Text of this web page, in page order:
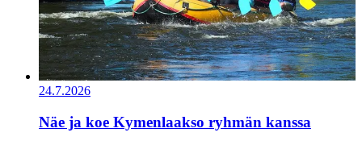
24.7.2026
Näe ja koe Kymenlaakso ryhmän kanssa